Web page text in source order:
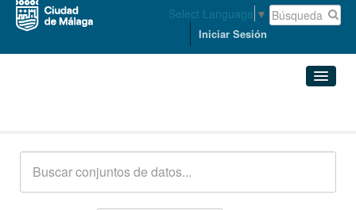
Select Language ▼
Iniciar Sesión